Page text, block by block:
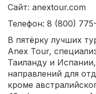
Сайт: anextour.com
Телефон: 8 (800)
В пятёрку лучших
Anex Tour,
Таиланду и
направлений для
кроме